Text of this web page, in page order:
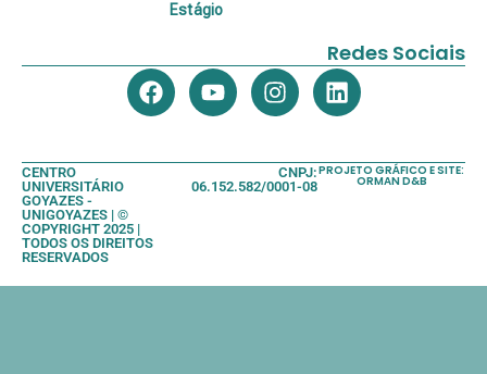
Estágio
Redes Sociais
CENTRO
UNIVERSITÁRIO
GOYAZES -
UNIGOYAZES | ©
COPYRIGHT 2025 |
TODOS OS DIREITOS
RESERVADOS
CNPJ:
06.152.582/0001-08
PROJETO GRÁFICO E SITE:
ORMAN D&B